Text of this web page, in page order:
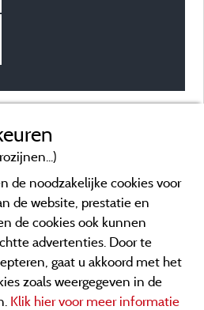
de noodzakelijke cookies voor
de website, prestatie en
de cookies ook kunnen
advertenties. Door te
gaat u akkoord met het
zoals weergegeven in de
Klik hier voor meer informatie